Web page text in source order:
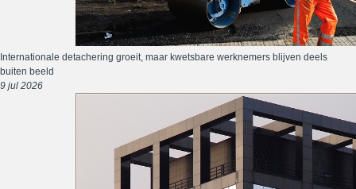
Internationale detachering groeit, maar kwetsbare werknemers blijven deels
buiten beeld
9 jul 2026